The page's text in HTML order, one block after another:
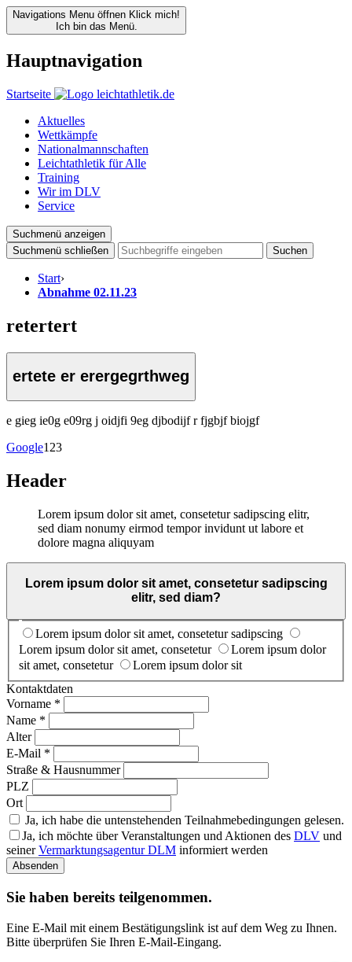
Navigations Menu öffnen Klick mich!
Ich bin das Menü.
Hauptnavigation
Startseite
Aktuelles
Wettkämpfe
Nationalmannschaften
Leichtathletik für Alle
Training
Wir im DLV
Service
Suchmenü anzeigen
Suchmenü schließen
Suchen
Start›
Abnahme 02.11.23
retertert
ertete er erergegrthweg
e gieg ie0g e09rg j oidjfi 9eg djbodijf r fjgbjf biojgf
Google123
Header
Lorem ipsum dolor sit amet, consetetur sadipscing elitr,
sed diam nonumy eirmod tempor invidunt ut labore et
dolore magna aliquyam
Lorem ipsum dolor sit amet, consetetur sadipscing
elitr, sed diam?
Lorem ipsum dolor sit amet, consetetur sadipscing
Lorem ipsum dolor sit amet, consetetur
Lorem ipsum dolor
sit amet, consetetur
Lorem ipsum dolor sit
Kontaktdaten
Vorname *
Name *
Alter
E-Mail *
Straße & Hausnummer
PLZ
Ort
Ja, ich habe die untenstehenden Teilnahmebedingungen gelesen.
Ja, ich möchte über Veranstaltungen und Aktionen des DLV und
seinerVermarktungsagentur DLM informiert werden
Absenden
Sie haben bereits teilgenommen.
Eine E-Mail mit einem Bestätigungslink ist auf dem Weg zu Ihnen.
Bitte überprüfen Sie Ihren E-Mail-Eingang.